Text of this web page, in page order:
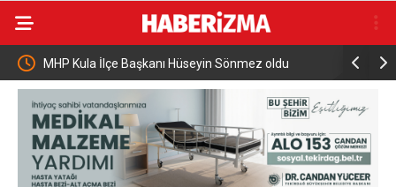
MHP Kula İlçe Başkanı Hüseyin Sönmez oldu